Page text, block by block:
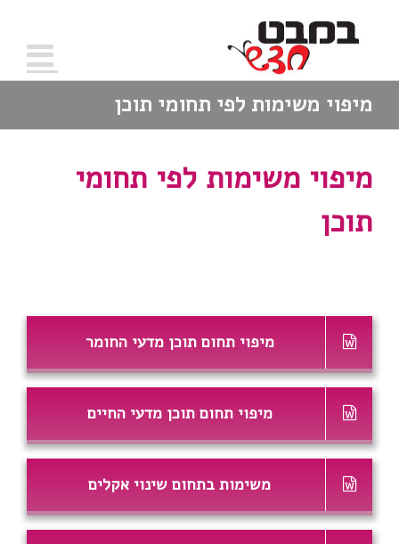
מיפוי משימות לפי תחומי תוכן
מיפוי משימות לפי תחומי
תוכן
מיפוי תחום תוכן מדעי החומר
מיפוי תחום תוכן מדעי החיים
משימות בתחום שינוי אקלים